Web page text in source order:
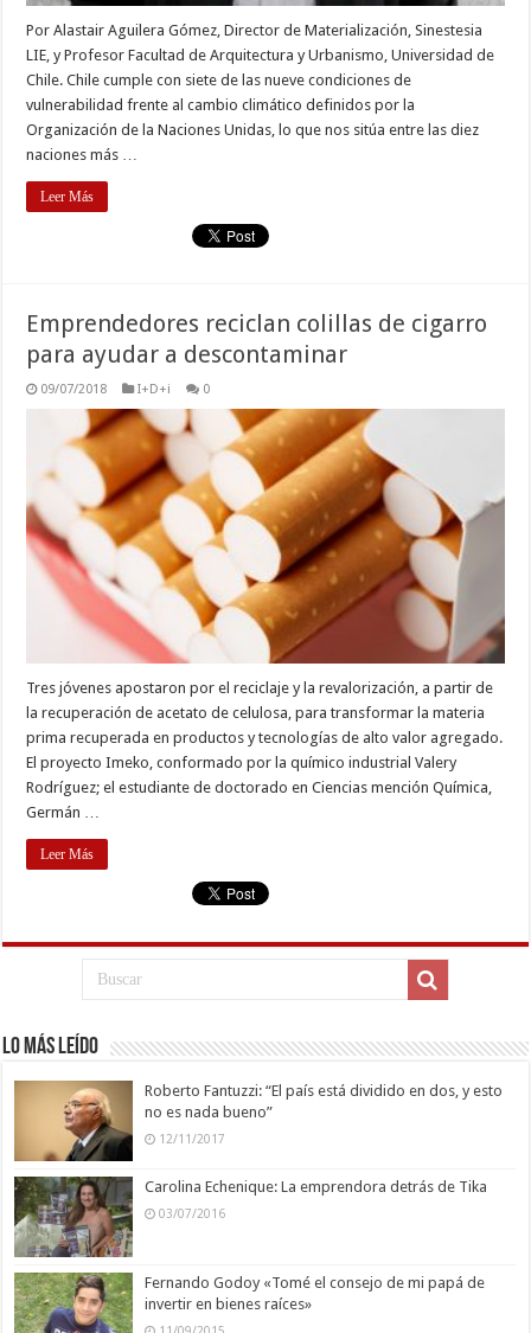
Por Alastair Aguilera Gómez, Director de Materialización, Sinestesia
LIE, y Profesor Facultad de Arquitectura y Urbanismo, Universidad de
Chile. Chile cumple con siete de las nueve condiciones de
vulnerabilidad frente al cambio climático definidos por la
Organización de la Naciones Unidas, lo que nos sitúa entre las diez
naciones más …
Leer Más
Emprendedores reciclan colillas de cigarro
para ayudar a descontaminar
09/07/2018 I+D+i 0
Tres jóvenes apostaron por el reciclaje y la revalorización, a partir de
la recuperación de acetato de celulosa, para transformar la materia
prima recuperada en productos y tecnologías de alto valor agregado.
El proyecto Imeko, conformado por la químico industrial Valery
Rodríguez; el estudiante de doctorado en Ciencias mención Química,
Germán …
Leer Más
Lo más leído
Roberto Fantuzzi: “El país está dividido en dos, y esto
no es nada bueno”
12/11/2017
Carolina Echenique: La emprendora detrás de Tika
03/07/2016
Fernando Godoy «Tomé el consejo de mi papá de
invertir en bienes raíces»